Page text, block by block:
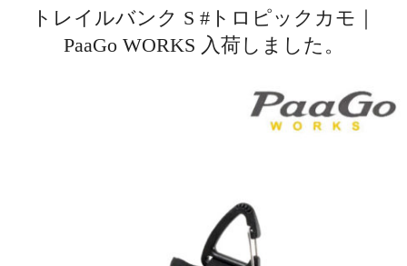
トレイルバンク S #トロピックカモ｜
PaaGo WORKS 入荷しました。